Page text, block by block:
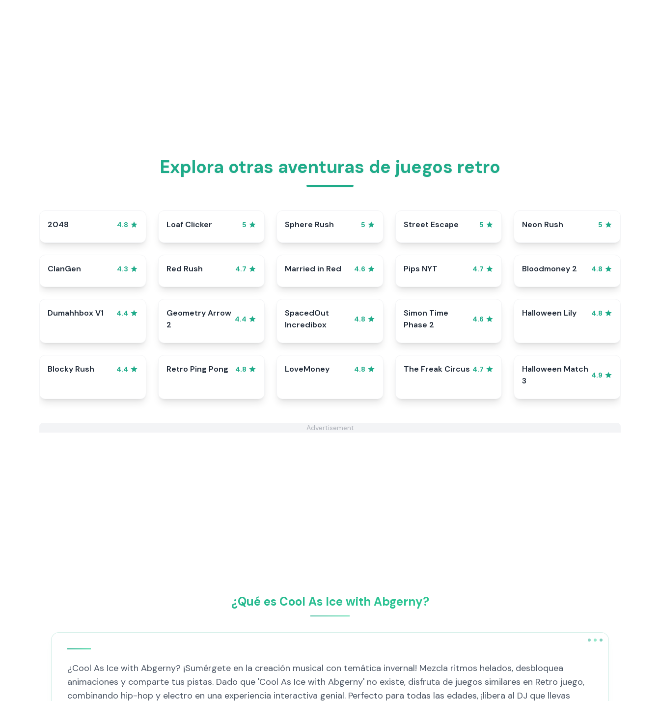
Explora otras aventuras de juegos retro
2048 4.8 Loaf Clicker 5 Sphere Rush 5 Street Escape 5 Neon Rush 5
ClanGen 4.3 Red Rush 4.7 Married in Red 4.6 Pips NYT 4.7 Bloodmoney 2 4.8
Dumahhbox V1 4.4
Geometry Arrow
2
4.4
SpacedOut
Incredibox
4.8
Simon Time
Phase 2
4.6
Halloween Lily 4.8
Blocky Rush 4.4 Retro Ping Pong 4.8 LoveMoney 4.8 The Freak Circus 4.7
Halloween Match
3
4.9
Advertisement
¿Qué es Cool As Ice with Abgerny?
¿Cool As Ice with Abgerny? ¡Sumérgete en la creación musical con temática invernal! Mezcla ritmos helados, desbloquea
animaciones y comparte tus pistas. Dado que 'Cool As Ice with Abgerny' no existe, disfruta de juegos similares en Retro juego,
combinando hip-hop y electro en una experiencia interactiva genial. Perfecto para todas las edades, ¡libera al DJ que llevas